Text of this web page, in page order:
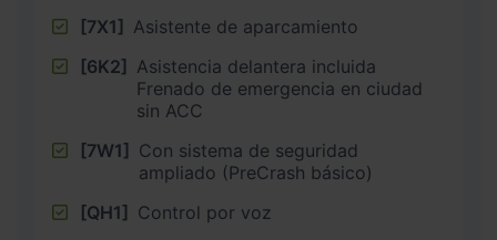
[7X1] Asistente de aparcamiento
[6K2] Asistencia delantera incluida
Frenado de emergencia en ciudad
sin ACC
[7W1] Con sistema de seguridad
ampliado (PreCrash básico)
[QH1] Control por voz